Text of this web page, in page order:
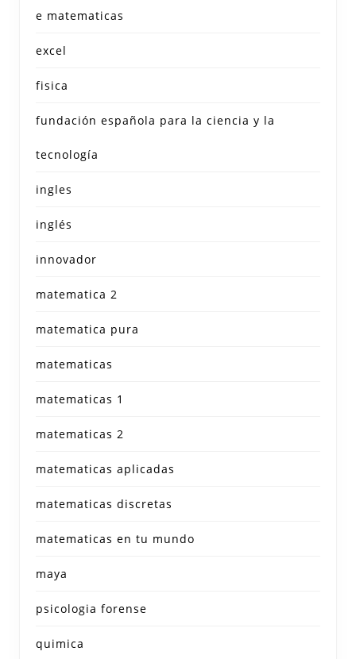
e matematicas
excel
fisica
fundación española para la ciencia y la
tecnología
ingles
inglés
innovador
matematica 2
matematica pura
matematicas
matematicas 1
matematicas 2
matematicas aplicadas
matematicas discretas
matematicas en tu mundo
maya
psicologia forense
quimica